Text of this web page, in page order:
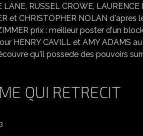
LANE, RUSSEL CROWE,
et CHRISTOPHER NOLAN d'apres
prix : meilleur poster d'un
HENRY CAVILL et AMY ADAMS
qu'il possede des pouvoirs
QUI RETRECIT